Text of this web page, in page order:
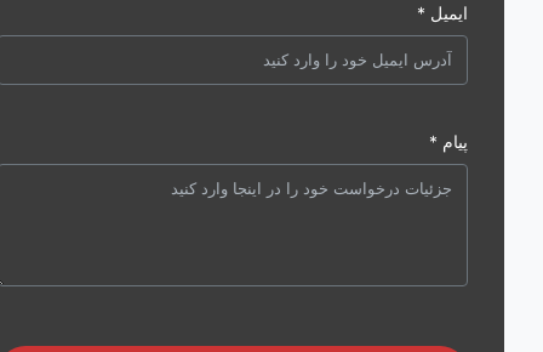
ایمیل *